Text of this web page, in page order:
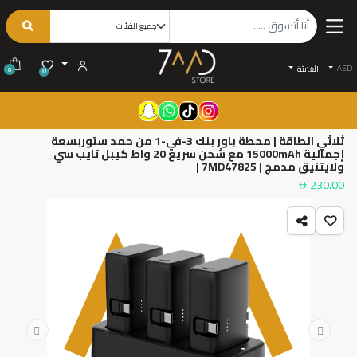
AED الْعَرَبيّة 0
0
ثلاثي الطاقة | محطة باور بنك 3-في-1 من حمد ستوربسعة
إجمالية 15000mAh مع شحن سريع 20 واط كيبل تايب سي
ولايتنيق مدمج | 7MD47825 |
230.00